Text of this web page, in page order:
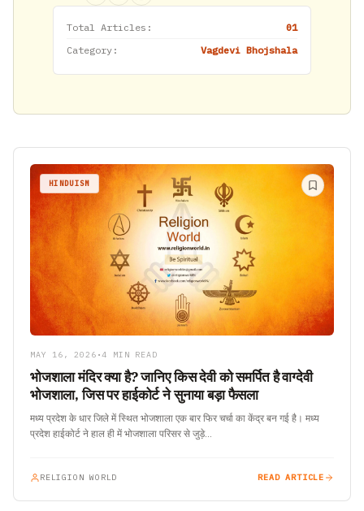
Total Articles:
01
Category:
Vagdevi Bhojshala
HINDUISM
MAY 16, 2026 •4 MIN READ
भोजशाला मंदिर क्या है? जानिए किस देवी को समर्पित है वाग्देवी
भोजशाला, जिस पर हाईकोर्ट ने सुनाया बड़ा फैसला
मध्य प्रदेश के धार जिले में स्थित भोजशाला एक बार फिर चर्चा का केंद्र बन गई है। मध्य
प्रदेश हाईकोर्ट ने हाल ही में भोजशाला परिसर से जुड़े…
RELIGION WORLD READ ARTICLE